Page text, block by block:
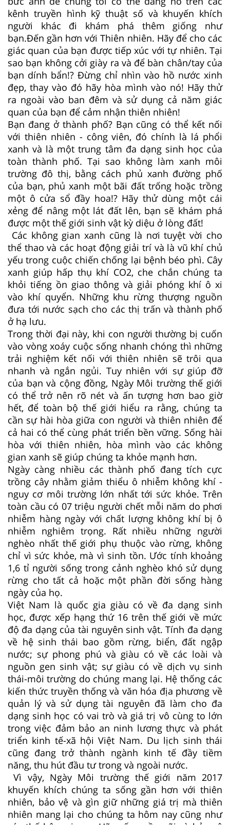
kênh truyền hình kỹ thuật số và khuyến khích
người khác đi khám phá thêm giống như
bạn.Đến gần hơn với Thiên nhiên. Hãy để cho các
giác quan của bạn được tiếp xúc với tự nhiên. Tại
sao bạn không cởi giày ra và để bàn chân/tay của
bạn dính bẩn!? Đừng chỉ nhìn vào hồ nước xinh
đẹp, thay vào đó hãy hòa mình vào nó! Hãy thử
ra ngoài vào ban đêm và sử dụng cả năm giác
quan của bạn để cảm nhận thiên nhiên!
Bạn đang ở thành phố? Bạn cũng có thể kết nối
với thiên nhiên - công viên, đó chính là lá phổi
xanh và là một trung tâm đa dạng sinh học của
toàn thành phố. Tại sao không làm xanh môi
trường đô thị, bằng cách phủ xanh đường phố
của bạn, phủ xanh một bãi đất trống hoặc trồng
một ô cửa sổ đầy hoa!? Hãy thử dùng một cái
xẻng để nâng một lát đất lên, bạn sẽ khám phá
được một thế giới sinh vật kỳ diệu ở lòng đất!
Các không gian xanh cũng là nơi tuyệt vời cho
thể thao và các hoạt động giải trí và là vũ khí chủ
yếu trong cuộc chiến chống lại bệnh béo phì. Cây
xanh giúp hấp thụ khí CO2, che chắn chúng ta
khỏi tiếng ồn giao thông và giải phóng khí ô xi
vào khí quyển. Những khu rừng thượng nguồn
đưa tới nước sạch cho các thị trấn và thành phố
ở hạ lưu.
Trong thời đại này, khi con người thường bị cuốn
vào vòng xoáy cuộc sống nhanh chóng thì những
trải nghiệm kết nối với thiên nhiên sẽ trôi qua
nhanh và ngắn ngủi. Tuy nhiên với sự giúp đỡ
của bạn và cộng đồng, Ngày Môi trường thế giới
có thể trở nên rõ nét và ấn tượng hơn bao giờ
hết, để toàn bộ thế giới hiểu ra rằng, chúng ta
cần sự hài hòa giữa con người và thiên nhiên để
cả hai có thể cùng phát triển bền vững. Sống hài
hòa với thiên nhiên, hòa mình vào các không
gian xanh sẽ giúp chúng ta khỏe mạnh hơn.
Ngày càng nhiều các thành phố đang tích cực
trồng cây nhằm giảm thiểu ô nhiễm không khí -
nguy cơ môi trường lớn nhất tới sức khỏe. Trên
toàn cầu có 07 triệu người chết mỗi năm do phơi
nhiễm hàng ngày với chất lượng không khí bị ô
nhiễm nghiêm trọng. Rất nhiều những người
nghèo nhất thế giới phụ thuộc vào rừng, không
chỉ vì sức khỏe, mà vì sinh tồn. Ước tính khoảng
1,6 tỉ người sống trong cảnh nghèo khó sử dụng
rừng cho tất cả hoặc một phần đời sống hàng
ngày của họ.
Việt Nam là quốc gia giàu có về đa dạng sinh
học, được xếp hạng thứ 16 trên thế giới về mức
độ đa dạng của tài nguyên sinh vật. Tính đa dạng
về hệ sinh thái bao gồm rừng, biển, đất ngập
nước; sự phong phú và giàu có về các loài và
nguồn gen sinh vật; sự giàu có về dịch vụ sinh
thái-môi trường do chúng mang lại. Hệ thống các
kiến thức truyền thống và văn hóa địa phương về
quản lý và sử dụng tài nguyên đã làm cho đa
dạng sinh học có vai trò và giá trị vô cùng to lớn
trong việc đảm bảo an ninh lương thực và phát
triển kinh tế-xã hội Việt Nam. Du lịch sinh thái
cũng đang trở thành ngành kinh tế đầy tiềm
năng, thu hút đầu tư trong và ngoài nước.
Vì vậy, Ngày Môi trường thế giới năm 2017
khuyến khích chúng ta sống gần hơn với thiên
nhiên, bảo vệ và gìn giữ những giá trị mà thiên
nhiên mang lại cho chúng ta hôm nay cũng như